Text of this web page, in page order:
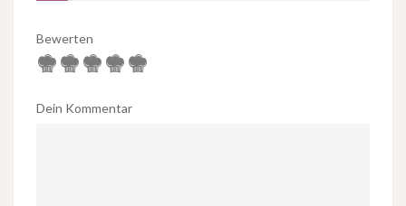
Bewerten
Dein Kommentar